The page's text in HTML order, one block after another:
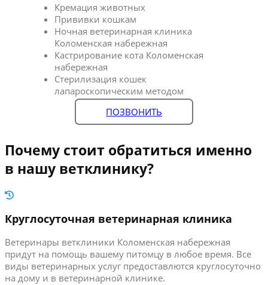
Кремация животных
Прививки кошкам
Ночная ветеринарная клиника
Коломенская набережная
Кастрирование кота Коломенская
набережная
Стерилизация кошек
лапароскопическим методом
ПОЗВОНИТЬ
Почему стоит обратиться именно
в нашу ветклинику?
Круглосуточная ветеринарная клиника
Ветеринары ветклиники Коломенская набережная
придут на помощь вашему питомцу в любое время. Все
виды ветеринарных услуг предоставлются круглосуточно
на дому и в ветеринарной клинике.